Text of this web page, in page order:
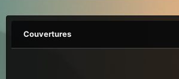
Couvertures